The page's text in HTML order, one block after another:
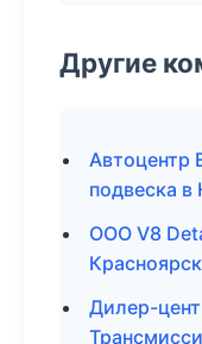
Другие
Автоцентр
подвеска в
ООО V8
Красноярск
Дилер-